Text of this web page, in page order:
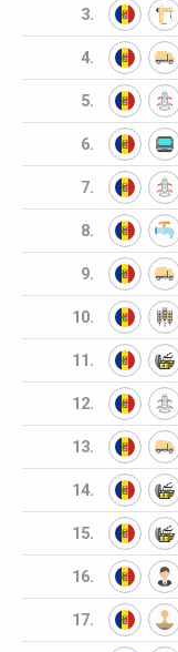
3.
4.
5.
6.
7.
8.
9.
10.
11.
12.
13.
14.
15.
16.
17.